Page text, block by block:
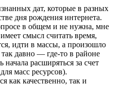
дат, которые в разных
дня рождения интернета.
в общем и не нужна, мне
смысл считать время,
идти в массы, а произошло
давно — где-то в районе
расширяться за счет
масс ресурсов).
как качественно, так и